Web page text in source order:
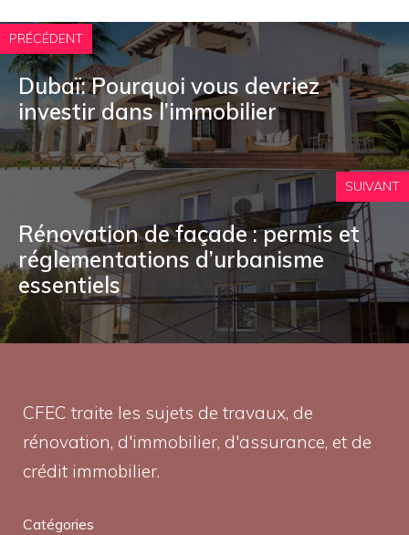
PRÉCÉDENT
Dubaï: Pourquoi vous devriez
investir dans l’immobilier
SUIVANT
Rénovation de façade : permis et
réglementations d’urbanisme
essentiels
CFEC traite les sujets de travaux, de
rénovation, d'immobilier, d'assurance, et de
crédit immobilier.
Catégories